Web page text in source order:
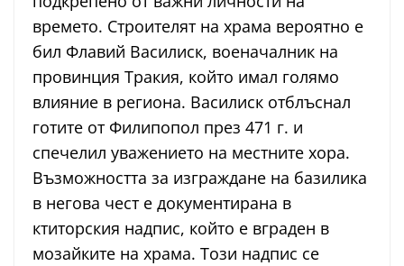
времето. Строителят на храма вероятно е
бил Флавий Василиск, военачалник на
провинция Тракия, който имал голямо
влияние в региона. Василиск отблъснал
готите от Филипопол през 471 г. и
спечелил уважението на местните хора.
Възможността за изграждане на базилика
в негова чест е документирана в
ктиторския надпис, който е вграден в
мозайките на храма. Този надпис се